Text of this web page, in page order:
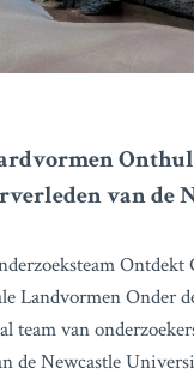
van de
Ontdekt
Landvormen Onder
team van
de Newcastle